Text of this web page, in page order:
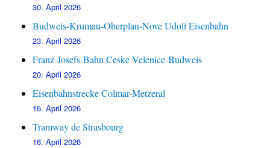
30. April 2026
Budweis-Krumau-Oberplan-Nove Udoli Eisenbahn
23. April 2026
Franz-Josefs-Bahn Ceske Velenice-Budweis
20. April 2026
Eisenbahnstrecke Colmar-Metzeral
16. April 2026
Tramway de Strasbourg
16. April 2026